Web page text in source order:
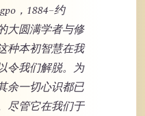
，1884–约
大圆满学者与修
种本初智慧在我
令我们解脱。为
余一切心识都已
尽管它在我们于